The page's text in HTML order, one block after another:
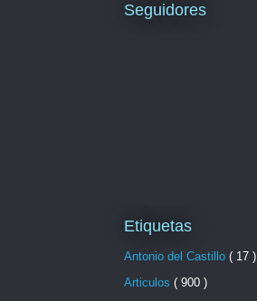
Seguidores
Etiquetas
Antonio del Castillo ( 17 )
Articulos ( 900 )